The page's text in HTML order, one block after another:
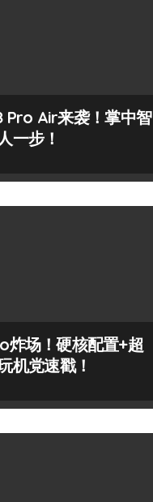
Pro Air来袭！掌中智
一步！
炸场！硬核配置+超
机党速戳！